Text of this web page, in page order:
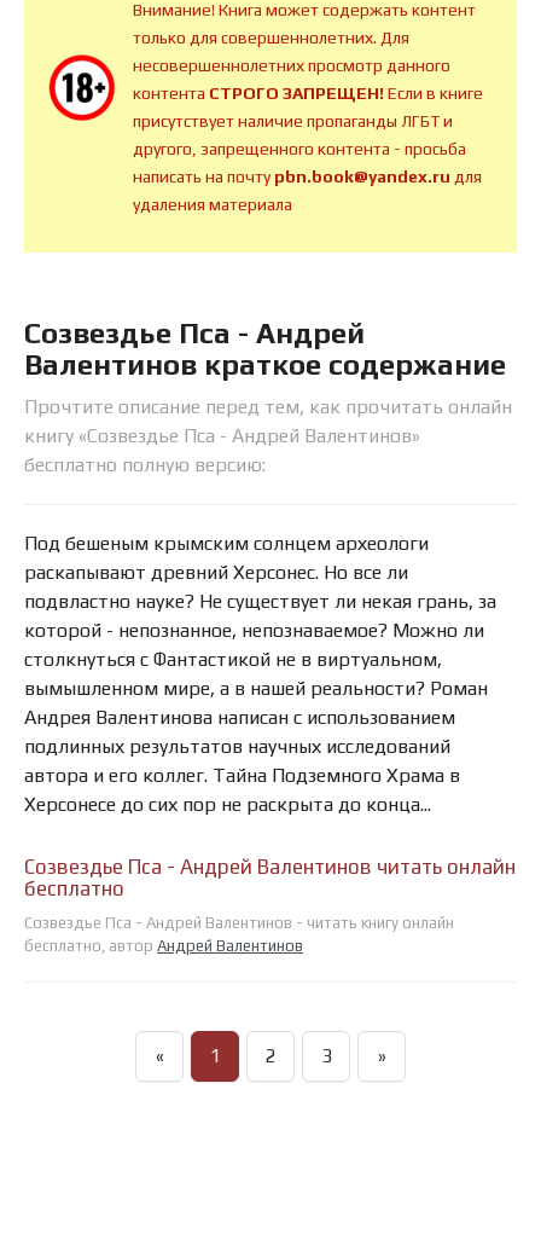
Внимание! Книга может содержать контент
только для совершеннолетних. Для
несовершеннолетних просмотр данного
контента СТРОГО ЗАПРЕЩЕН!Если в книге
присутствует наличие пропаганды ЛГБТ и
другого, запрещенного контента - просьба
написать на почтуpbn.book@yandex.ru для
удаления материала
Созвездье Пса - Андрей
Валентинов краткое содержание
Прочтите описание перед тем, как прочитать онлайн
книгу «Созвездье Пса - Андрей Валентинов»
бесплатно полную версию:
Под бешеным крымским солнцем археологи
раскапывают древний Херсонес. Но все ли
подвластно науке? Не существует ли некая грань, за
которой - непознанное, непознаваемое? Можно ли
столкнуться с Фантастикой не в виртуальном,
вымышленном мире, а в нашей реальности? Роман
Андрея Валентинова написан с использованием
подлинных результатов научных исследований
автора и его коллег. Тайна Подземного Храма в
Херсонесе до сих пор не раскрыта до конца...
Созвездье Пса - Андрей Валентинов читать онлайн
бесплатно
Созвездье Пса - Андрей Валентинов - читать книгу онлайн
бесплатно, автор Андрей Валентинов
« 1 2 3 »